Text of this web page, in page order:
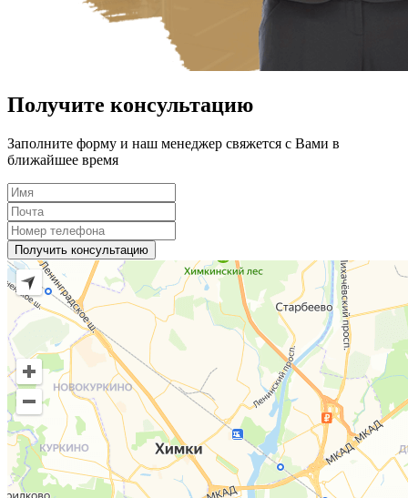
🔥 СКИДКА 70% НА МАНИКЮР!
✨МАСТЕР-УЧЕНИКМазанова Анастасия
набираетмоделей
💅Все услуги – от маникюра до моделирования!
👉Успейте записаться!🔥
Получите консультацию
Заполните форму и наш менеджер свяжется с Вами в
ближайшее время
Получить консультацию